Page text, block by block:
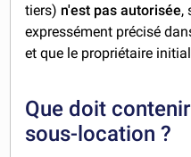
tiers) n'est pas autorisée,
expressément précisé
et que le propriétaire
Que doit
sous-location ?